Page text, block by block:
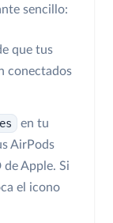
sencillo:
que tus
conectados
en tu
AirPods
Apple. Si
el icono